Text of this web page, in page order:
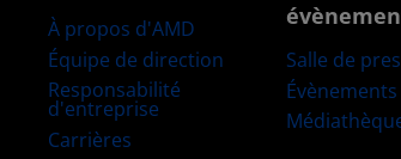
À propos d'AMD
Équipe de direction
Responsabilité
d'entreprise
Carrières
Salle de
Évènements